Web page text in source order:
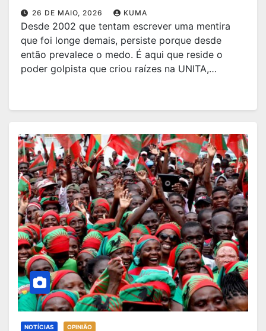
26 DE MAIO, 2026 KUMA
Desde 2002 que tentam escrever uma mentira
que foi longe demais, persiste porque desde
então prevalece o medo. É aqui que reside o
poder golpista que criou raízes na UNITA,…
NOTÍCIAS OPINIÃO